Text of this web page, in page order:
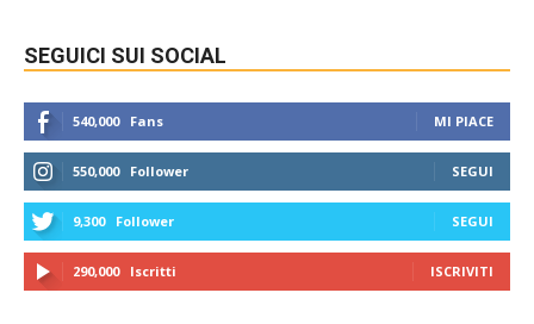
SEGUICI SUI SOCIAL
540,000 Fans MI PIACE
550,000 Follower SEGUI
9,300 Follower SEGUI
290,000 Iscritti ISCRIVITI